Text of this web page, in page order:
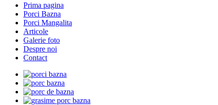
Prima pagina
Porci Bazna
Porci Mangalita
Articole
Galerie foto
Despre noi
Contact